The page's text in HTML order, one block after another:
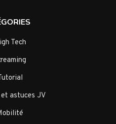
Tech
astuces JV